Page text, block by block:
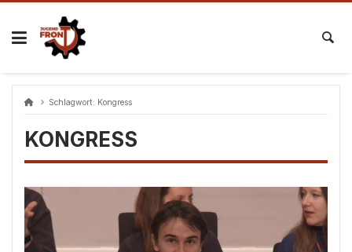
Skip
content
Schlagwort: Kongress
KONGRESS